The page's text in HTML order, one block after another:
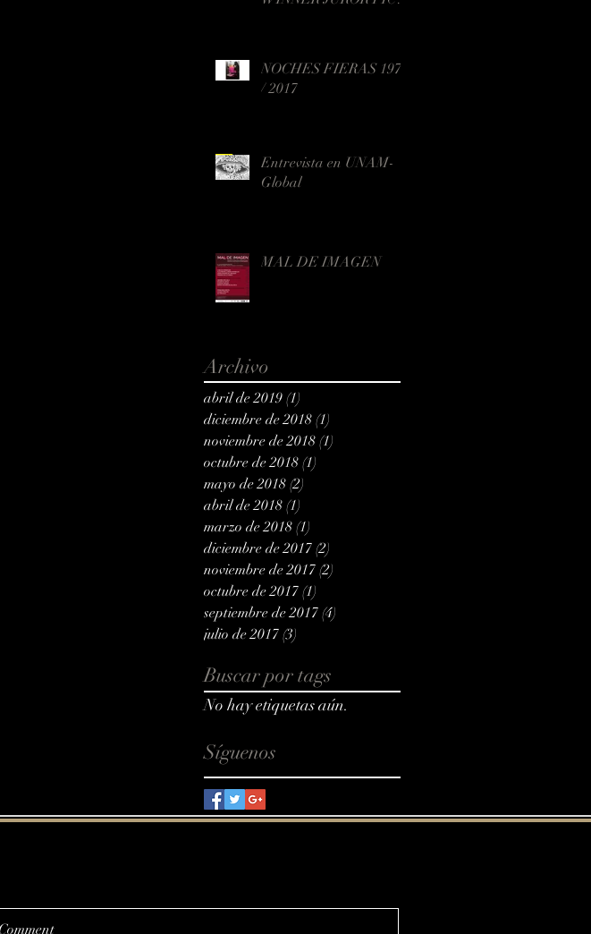
NOCHES FIERAS 1970
/ 2017
Entrevista en UNAM-
Global
MAL DE IMAGEN
Archivo
abril de 2019 (1)
diciembre de 2018 (1)
noviembre de 2018 (1)
octubre de 2018 (1)
mayo de 2018 (2)
abril de 2018 (1)
marzo de 2018 (1)
diciembre de 2017 (2)
noviembre de 2017 (2)
octubre de 2017 (1)
septiembre de 2017 (4)
julio de 2017 (3)
Buscar por tags
No hay etiquetas aún.
Síguenos